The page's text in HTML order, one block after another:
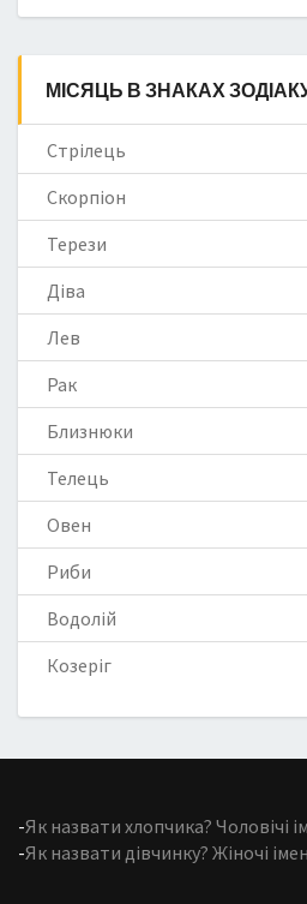
МІСЯЦЬ В ЗНАКАХ
Стрілець
Скорпіон
Терези
Діва
Лев
Рак
Близнюки
Телець
Овен
Риби
Водолій
Козеріг
-Як назвати хлопчика? Чоловічі
-Як назвати дівчинку? Жіночі